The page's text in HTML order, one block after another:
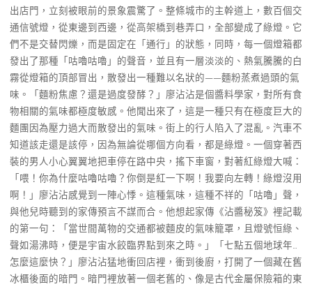
出店門，立刻被眼前的景象震驚了。整條城市的主幹道上，數百個交
通信號燈，從東邊到西邊，從高架橋到巷弄口，全部變成了綠燈。它
們不是交替閃爍，而是固定在「通行」的狀態，同時，每一個燈箱都
發出了那種「咕嚕咕嚕」的聲音，並且有一層淡淡的、熱氣騰騰的白
霧從燈箱的頂部冒出，散發出一種難以名狀的——麵粉蒸煮過頭的氣
味。「麵粉焦慮？還是過度發酵？」廖沾沾是個醬料學家，對所有食
物相關的氣味都極度敏感。他聞出來了，這是一種只有在極度巨大的
麵團因為壓力過大而散發出的氣味。街上的行人陷入了混亂。汽車不
知道該走還是該停，因為無論從哪個方向看，都是綠燈。一個穿著西
裝的男人小心翼翼地把車停在路中央，搖下車窗，對著紅綠燈大喊：
「喂！你為什麼咕嚕咕嚕？你倒是紅一下啊！我要向左轉！綠燈沒用
啊！」廖沾沾感覺到一陣心悸。這種氣味，這種不祥的「咕嚕」聲，
與他兒時聽到的家傳預言不謀而合。他想起家傳《沾醬秘笈》裡記載
的第一句：「當世間萬物的交通都被麵皮的氣味籠罩，且燈號恒綠、
聲如湯沸時，便是宇宙水餃臨界點到來之時。」「七點五個地球年…
怎麼這麼快？」廖沾沾猛地衝回店裡，衝到後廚，打開了一個藏在舊
冰櫃後面的暗門。暗門裡放著一個老舊的、像是古代金屬保險箱的東